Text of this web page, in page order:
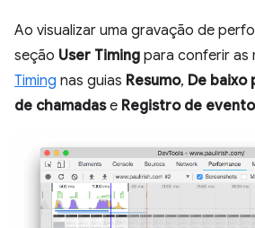
Ao visualizar uma gravação de
seção User Timing para conferir as
Timing nas guias Resumo, De baixo
de chamadase Registro de